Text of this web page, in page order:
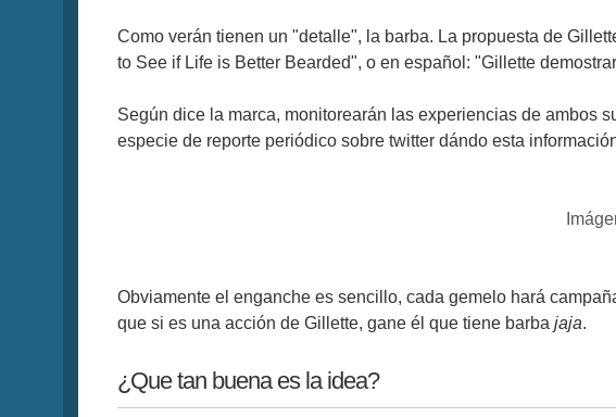
Como verán tienen un "detalle", la barba. La propuesta de
to See if Life is Better Bearded", o en español: "Gillette
Según dice la marca, monitorearán las experiencias de ambos
especie de reporte periódico sobre twitter dándo esta
Obviamente el enganche es sencillo, cada gemelo hará
que si es una acción de Gillette, gane él que tiene barba jaja.
¿Que tan buena es la idea?